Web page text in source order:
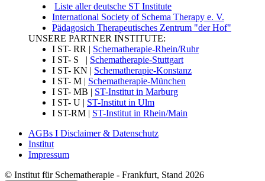
Liste aller deutsche ST Institute
International Society of Schema Therapy e. V.
Pädagosich Therapeutisches Zentrum "der Hof"
UNSERE PARTNER INSTITUTE:
I ST- RR | Schematherapie-Rhein/Ruhr
I ST- S | Schematherapie-Stuttgart
I ST- KN | Schematherapie-Konstanz
I ST- M | Schematherapie-München
I ST- MB | ST-Institut in Marburg
I ST- U | ST-Institut in Ulm
I ST-RM | ST-Institut in Rhein/Main
AGBs I Disclaimer & Datenschutz
Institut
Impressum
© Institut für Schematherapie - Frankfurt, Stand 2026